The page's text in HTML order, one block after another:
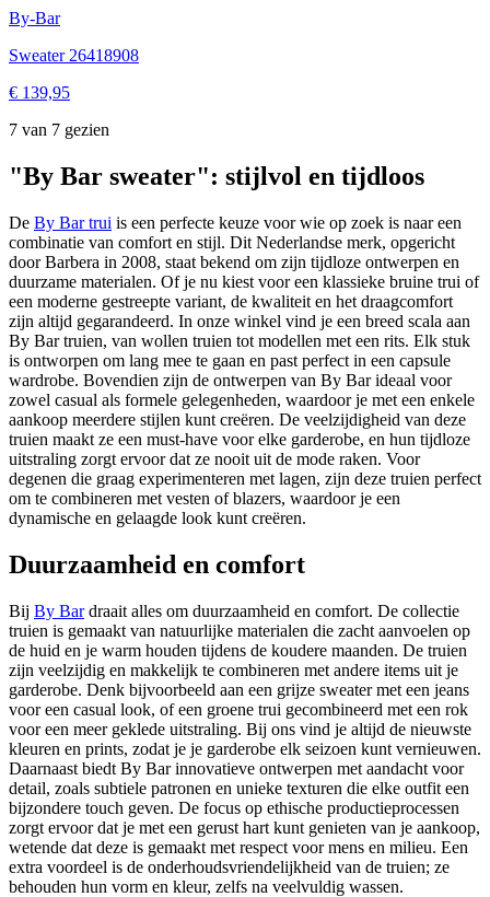
By-Bar
Sweater 26418908
€ 139,95
7 van 7 gezien
"By Bar sweater": stijlvol en tijdloos
De By Bar trui is een perfecte keuze voor wie op zoek is naar een
combinatie van comfort en stijl. Dit Nederlandse merk, opgericht
door Barbera in 2008, staat bekend om zijn tijdloze ontwerpen en
duurzame materialen. Of je nu kiest voor een klassieke bruine trui of
een moderne gestreepte variant, de kwaliteit en het draagcomfort
zijn altijd gegarandeerd. In onze winkel vind je een breed scala aan
By Bar truien, van wollen truien tot modellen met een rits. Elk stuk
is ontworpen om lang mee te gaan en past perfect in een capsule
wardrobe. Bovendien zijn de ontwerpen van By Bar ideaal voor
zowel casual als formele gelegenheden, waardoor je met een enkele
aankoop meerdere stijlen kunt creëren. De veelzijdigheid van deze
truien maakt ze een must-have voor elke garderobe, en hun tijdloze
uitstraling zorgt ervoor dat ze nooit uit de mode raken. Voor
degenen die graag experimenteren met lagen, zijn deze truien perfect
om te combineren met vesten of blazers, waardoor je een
dynamische en gelaagde look kunt creëren.
Duurzaamheid en comfort
Bij By Bardraait alles om duurzaamheid en comfort. De collectie
truien is gemaakt van natuurlijke materialen die zacht aanvoelen op
de huid en je warm houden tijdens de koudere maanden. De truien
zijn veelzijdig en makkelijk te combineren met andere items uit je
garderobe. Denk bijvoorbeeld aan een grijze sweater met een jeans
voor een casual look, of een groene trui gecombineerd met een rok
voor een meer geklede uitstraling. Bij ons vind je altijd de nieuwste
kleuren en prints, zodat je je garderobe elk seizoen kunt vernieuwen.
Daarnaast biedt By Bar innovatieve ontwerpen met aandacht voor
detail, zoals subtiele patronen en unieke texturen die elke outfit een
bijzondere touch geven. De focus op ethische productieprocessen
zorgt ervoor dat je met een gerust hart kunt genieten van je aankoop,
wetende dat deze is gemaakt met respect voor mens en milieu. Een
extra voordeel is de onderhoudsvriendelijkheid van de truien; ze
behouden hun vorm en kleur, zelfs na veelvuldig wassen.